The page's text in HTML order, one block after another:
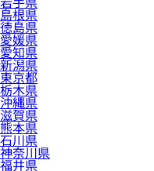
島根県
徳島県
愛媛県
愛知県
新潟県
東京都
栃木県
沖縄県
滋賀県
熊本県
石川県
神奈川県
福井県